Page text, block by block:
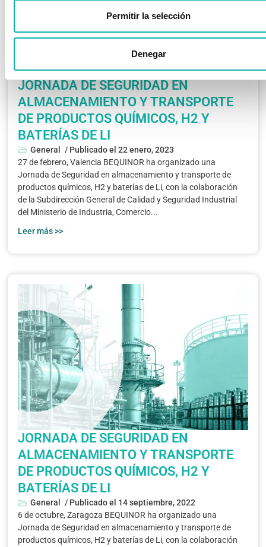
Permitir la selección
Denegar
JORNADA DE SEGURIDAD EN
ALMACENAMIENTO Y TRANSPORTE
DE PRODUCTOS QUÍMICOS, H2 Y
BATERÍAS DE LI
General / Publicado el 22 enero, 2023
27 de febrero, Valencia BEQUINOR ha organizado una
Jornada de Seguridad en almacenamiento y transporte de
productos químicos, H2 y baterías de Li, con la colaboración
de la Subdirección General de Calidad y Seguridad Industrial
del Ministerio de Industria, Comercio...
Leer más >>
JORNADA DE SEGURIDAD EN
ALMACENAMIENTO Y TRANSPORTE
DE PRODUCTOS QUÍMICOS, H2 Y
BATERÍAS DE LI
General / Publicado el 14 septiembre, 2022
6 de octubre, Zaragoza BEQUINOR ha organizado una
Jornada de Seguridad en almacenamiento y transporte de
productos químicos, H2 y baterías de Li, con la colaboración